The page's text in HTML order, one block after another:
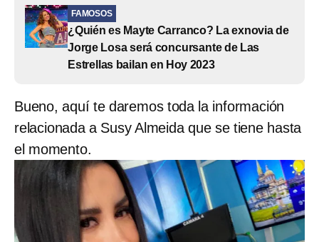
FAMOSOS
¿Quién es Mayte Carranco? La exnovia de
Jorge Losa será concursante de Las
Estrellas bailan en Hoy 2023
Bueno, aquí te daremos toda la información
relacionada a Susy Almeida que se tiene hasta
el momento.